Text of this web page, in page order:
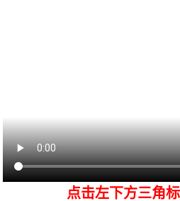
点击左下方三角